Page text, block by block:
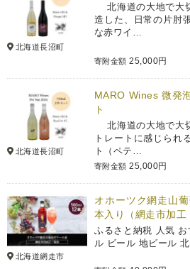
北海道長沼町
北海道の大地で大
造した、日常の片肘
な赤ワイ…
寄附金額 25,000円
北海道長沼町
MARO Wines 微発
ト
北海道の大地で大
トレートに感じられ
ト（ペテ…
寄附金額 25,000円
北海道網走市
オホーツク網走山
本入り（網走市加工
ふるさと納税 人気
ル ビール 地ビール